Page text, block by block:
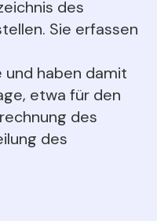
des
Sie erfassen
haben damit
etwa für den
des
des